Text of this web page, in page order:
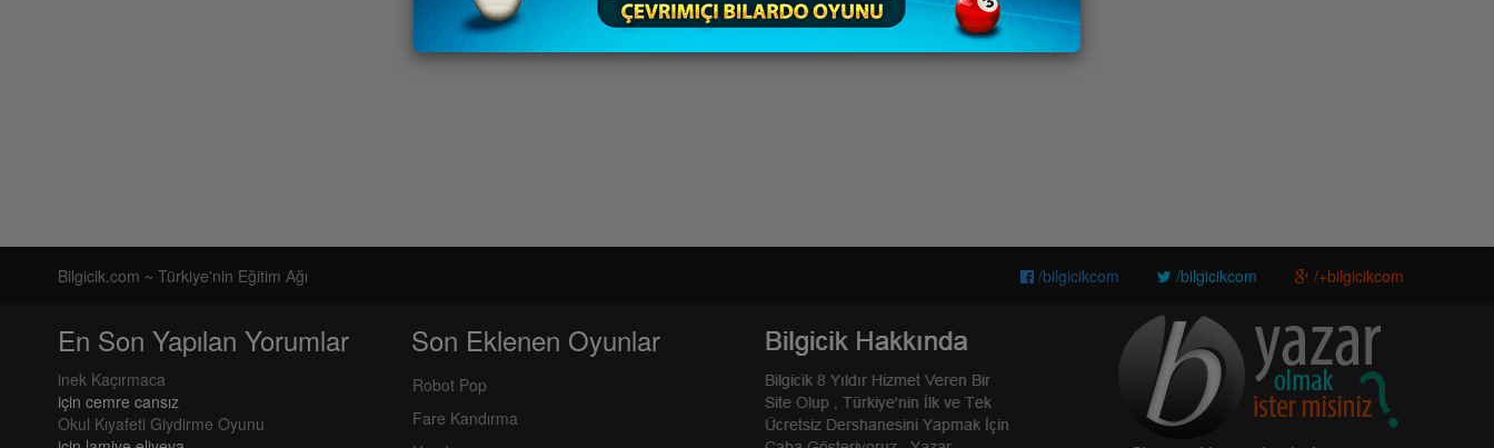
Bilgicik.com ~ Türkiye'nin Eğitim Ağı /bilgicikcom /bilgicikcom /+bilgicikcom
En Son Yapılan Yorumlar
inek Kaçırmaca
için cemre cansız
Okul Kıyafeti Giydirme Oyunu
Son Eklenen Oyunlar
Robot Pop
Fare Kandırma